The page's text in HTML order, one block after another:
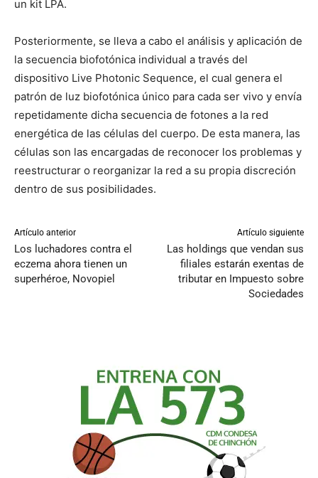
un kit LPA.
Posteriormente, se lleva a cabo el análisis y aplicación de
la secuencia biofotónica individual a través del
dispositivo Live Photonic Sequence, el cual genera el
patrón de luz biofotónica único para cada ser vivo y envía
repetidamente dicha secuencia de fotones a la red
energética de las células del cuerpo. De esta manera, las
células son las encargadas de reconocer los problemas y
reestructurar o reorganizar la red a su propia discreción
dentro de sus posibilidades.
Artículo anterior
Los luchadores contra el
eczema ahora tienen un
superhéroe, Novopiel
Artículo siguiente
Las holdings que vendan sus
filiales estarán exentas de
tributar en Impuesto sobre
Sociedades